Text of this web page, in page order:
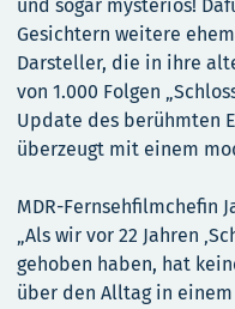
und sogar mysteriös!
Gesichtern weitere
Darsteller, die in ihre
von 1.000 Folgen
Update des berühmten
überzeugt mit einem
MDR-Fernsehfilmchefin
„Als wir vor 22 Jahren
gehoben haben, hat
über den Alltag in